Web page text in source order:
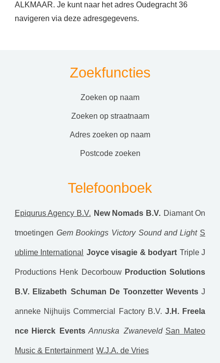
ALKMAAR. Je kunt naar het adres Oudegracht 36
navigeren via deze adresgegevens.
Zoekfuncties
zoeken op naam
zoeken op straatnaam
adres zoeken op naam
postcode zoeken
Telefoonboek
Epiqurus Agency B.V. New Nomads B.V. Diamant On
tmoetingen Gem Bookings Victory Sound and Light S
ublime International Joyce visagie & bodyart Triple J
Productions Henk Decorbouw Production Solutions
B.V. Elizabeth Schuman De Toonzetter Wevents J
anneke Nijhuijs Commercial Factory B.V. J.H. Freela
nce Hierck Events Annuska Zwaneveld San Mateo
Music & Entertainment W.J.A. de Vries